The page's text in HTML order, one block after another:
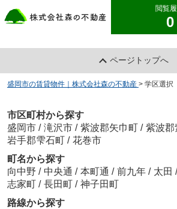
閲覧
0
ページトップへ
盛岡市の賃貸物件｜株式会社森の不動産 > 学区選択
市区町村から探す
盛岡市 / 滝沢市 / 紫波郡矢巾町 / 紫波郡
岩手郡雫石町 / 花巻市
町名から探す
向中野 / 中央通 / 本町通 / 前九年 / 太田 /
志家町 / 長田町 / 神子田町
路線から探す